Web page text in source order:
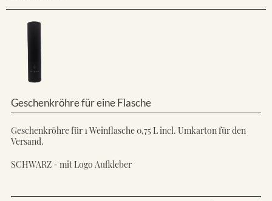
Geschenkröhre für eine Flasche
Geschenkröhre für 1 Weinflasche 0,75 L incl. Umkarton für den
Versand.
SCHWARZ - mit Logo Aufkleber